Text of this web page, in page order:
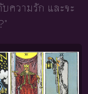
บความรัก และจะ